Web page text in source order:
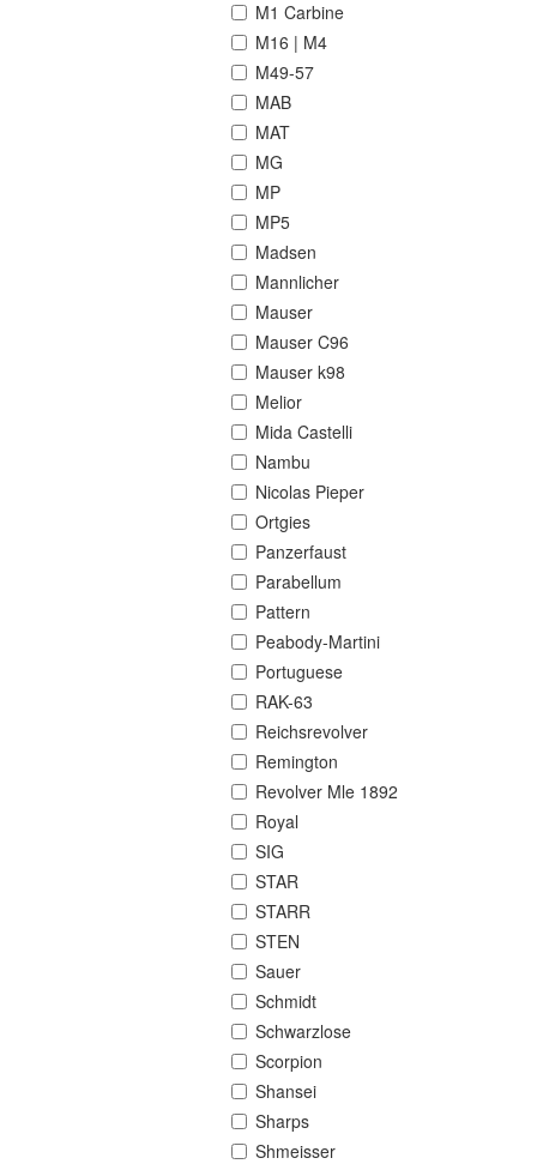
M1 Carbine
M16 | M4
M49-57
MAB
MAT
MG
MP
MP5
Madsen
Mannlicher
Mauser
Mauser C96
Mauser k98
Melior
Mida Castelli
Nambu
Nicolas Pieper
Ortgies
Panzerfaust
Parabellum
Pattern
Peabody-Martini
Portuguese
RAK-63
Reichsrevolver
Remington
Revolver Mle 1892
Royal
SIG
STAR
STARR
STEN
Sauer
Schmidt
Schwarzlose
Scorpion
Shansei
Sharps
Shmeisser